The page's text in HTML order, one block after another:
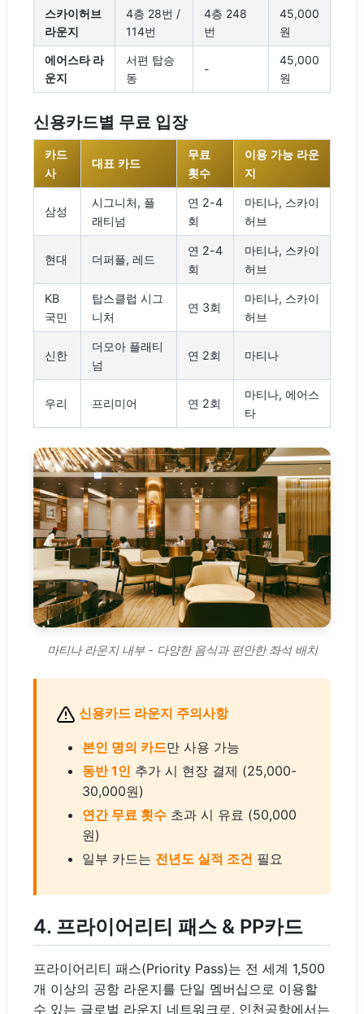
스카이허브
라운지
4층 28번 /
114번
4층 248
번
45,000
원
에어스타 라
운지
서편 탑승
동
-
45,000
원
신용카드별 무료 입장
카드
사
대표 카드
무료
횟수
이용 가능 라운
지
삼성
시그니처, 플
래티넘
연 2-4
회
마티나, 스카이
허브
현대 더퍼플, 레드
연 2-4
회
마티나, 스카이
허브
KB
국민
탑스클럽 시그
니처
연 3회
마티나, 스카이
허브
신한
더모아 플래티
넘
연 2회 마티나
우리 프리미어 연 2회
마티나, 에어스
타
마티나 라운지 내부 - 다양한 음식과 편안한 좌석 배치
신용카드 라운지 주의사항
본인 명의 카드만 사용 가능
동반 1인 추가 시 현장 결제 (25,000-
30,000원)
연간 무료 횟수 초과 시 유료 (50,000
원)
일부 카드는 전년도 실적 조건 필요
4. 프라이어리티 패스 & PP카드
프라이어리티 패스(Priority Pass)는 전 세계 1,500
개 이상의 공항 라운지를 단일 멤버십으로 이용할
수 있는 글로벌 라운지 네트워크로, 인천공항에서는